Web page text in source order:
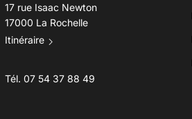
17 rue Isaac Newton
17000 La Rochelle
Itinéraire
Tél. 07 54 37 88 49